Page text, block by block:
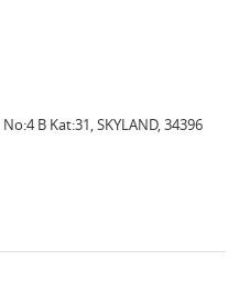
B Kat:31, SKYLAND, 34396